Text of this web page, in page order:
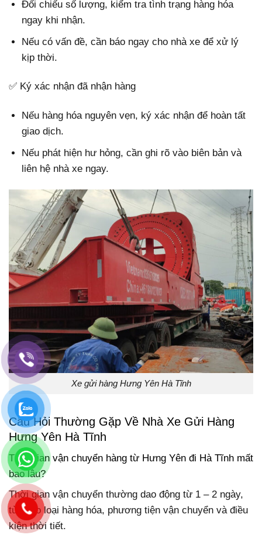
Đối chiếu số lượng, kiểm tra tình trạng hàng hóa
ngay khi nhận.
Nếu có vấn đề, cần báo ngay cho nhà xe để xử lý
kịp thời.
✅ Ký xác nhận đã nhận hàng
Nếu hàng hóa nguyên vẹn, ký xác nhận để hoàn tất
giao dịch.
Nếu phát hiện hư hỏng, cần ghi rõ vào biên bản và
liên hệ nhà xe ngay.
Xe gửi hàng Hưng Yên Hà Tĩnh
Câu Hỏi Thường Gặp Về Nhà Xe Gửi Hàng
Hưng Yên Hà Tĩnh
Thời gian vận chuyển hàng từ Hưng Yên đi Hà Tĩnh mất
bao lâu?
Thời gian vận chuyển thường dao động từ 1 – 2 ngày,
tùy vào loại hàng hóa, phương tiện vận chuyển và điều
kiện thời tiết.